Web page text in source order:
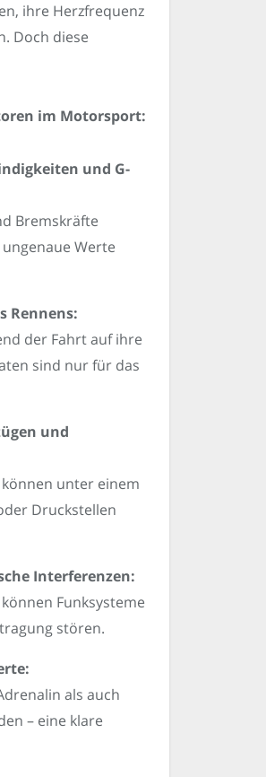
ihre Herzfrequenz
Doch diese
im Motorsport:
und G-
Bremskräfte
Werte
Rennens:
der Fahrt auf ihre
sind nur für das
und
unter einem
Druckstellen
Interferenzen:
Funksysteme
stören.
als auch
– eine klare